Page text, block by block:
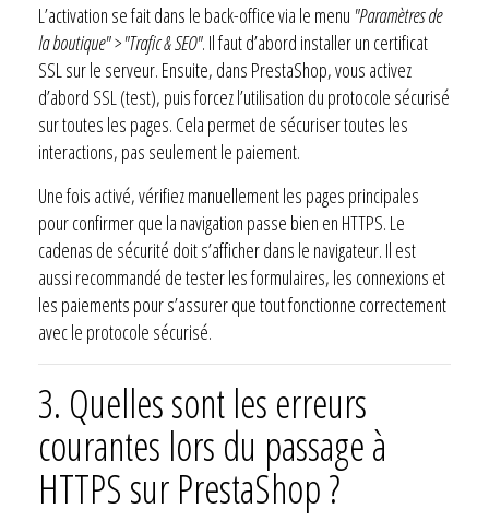
L’activation se fait dans le back-office via le menu "Paramètres de
la boutique" > "Trafic & SEO". Il faut d’abord installer un certificat
SSL sur le serveur. Ensuite, dans PrestaShop, vous activez
d’abord SSL (test), puis forcez l’utilisation du protocole sécurisé
sur toutes les pages. Cela permet de sécuriser toutes les
interactions, pas seulement le paiement.
Une fois activé, vérifiez manuellement les pages principales
pour confirmer que la navigation passe bien en HTTPS. Le
cadenas de sécurité doit s’afficher dans le navigateur. Il est
aussi recommandé de tester les formulaires, les connexions et
les paiements pour s’assurer que tout fonctionne correctement
avec le protocole sécurisé.
3. Quelles sont les erreurs
courantes lors du passage à
HTTPS sur PrestaShop ?